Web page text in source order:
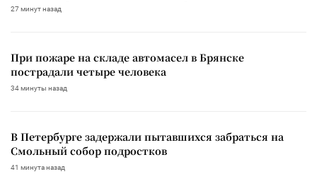
27 минут назад
При пожаре на складе автомасел в Брянске
пострадали четыре человека
34 минуты назад
В Петербурге задержали пытавшихся забраться на
Смольный собор подростков
41 минута назад